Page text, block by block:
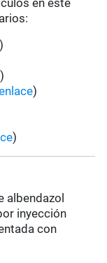
en este
)
)
)
)
albendazol
inyección
con